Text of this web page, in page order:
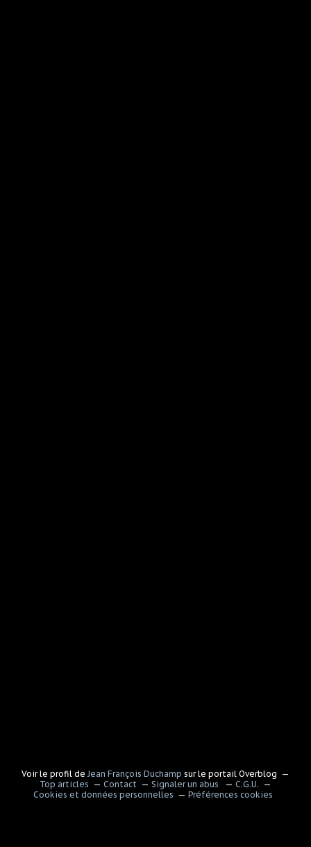
Voir le profil de Jean François Duchamp sur le portail Overblog
Top articles
Contact Signaler un abus
C.G.U.
Cookies et données personnelles
Préférences cookies